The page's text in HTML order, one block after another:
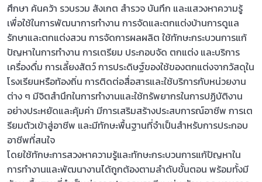
ศึกษา ค้นคว้า รวบรวม สังเกต สำรวจ บันทึก และแสวงหาความรู้
เพื่อใช้ในการพัฒนาการทำงาน การจัดและตกแต่งบ้านการดูแล
รักษาและตกแต่งสวน การจัดการผลผลิต ใช้ทักษะกระบวนการแก้
ปัญหาในการทำงาน การเตรียม ประกอบจัด ตกแต่ง และบริการ
เครื่องดื่ม การเลี้ยงสัตว์ การประดิษฐ์ของใช้ของตกแต่งจากวัสดุใน
โรงเรียนหรือท้องถิ่น การติดต่อสื่อสารและใช้บริการกับหน่วยงาน
ต่าง ๆ มีจิตสำนึกในการทำงานและใช้ทรัพยากรในการปฏิบัติงาน
อย่างประหยัดและคุ้มค่า มีการเสริมสร้างประสบการณ์อาชีพ การเต
รียมตัวเข้าสู่อาชีพ และมีทักษะพื้นฐานที่จำเป็นสำหรับการประกอบ
อาชีพที่สนใจ
โดยใช้ทักษะการสวงหาความรู้และทักษะกระบวนการแก้ปัญหาใน
การทำงานและพัฒนางานได้ถูกต้องตามลำดับขั้นตอน พร้อมทั้งมี